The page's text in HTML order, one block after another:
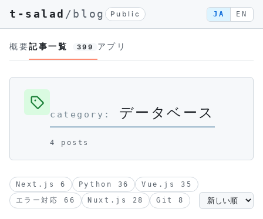
t-salad /blog Public JA EN
概要記事一覧 399 アプリ
category: データベース
4 posts
Next.js 6 Python 36
Vue.js 35
エラー対応 66
Nuxt.js 28 Git 8